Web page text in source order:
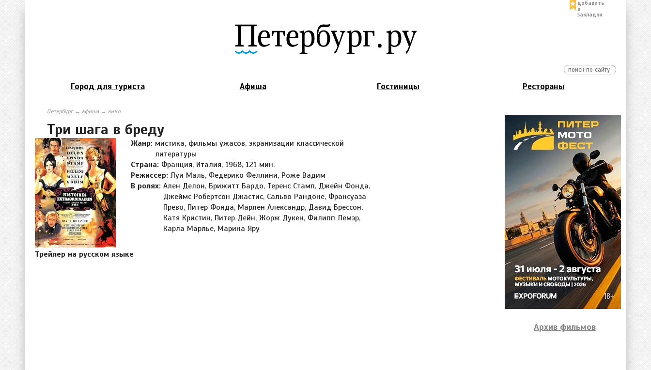
добавить
в
закладки
Город для туриста Афиша Гостиницы Рестораны
Петербург→ афиша → кино
Три шага в бреду
Жанр: мистика, фильмы ужасов, экранизации классической
литературы
Страна: Франция, Италия, 1968, 121 мин.
Режиссер: Луи Маль, Федерико Феллини, Роже Вадим
В ролях: Ален Делон, Брижитт Бардо, Теренс Стамп, Джейн Фонда,
Джеймс Робертсон Джастис, Сальво Рандоне, Франсуаза
Прево, Питер Фонда, Марлен Александр, Давид Брессон,
Катя Кристин, Питер Дейн, Жорж Дукен, Филипп Лемэр,
Карла Марлье, Марина Яру
Трейлер на русском языке
Архив фильмов